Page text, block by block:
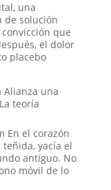
una
de solución
que
el dolor
placebo
Alianza una
teoría
En el corazón
yacía el
antiguo. No
móvil de lo